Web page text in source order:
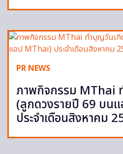
PR NEWS
ภาพกิจกรรม MThai
(ลูกดวงรายปี 69 บน
ประจำเดือนสิงหาคม